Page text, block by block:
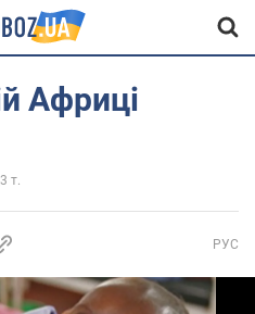
Африці
т.
РУС